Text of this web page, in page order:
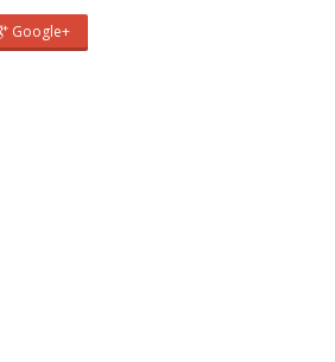
Google+